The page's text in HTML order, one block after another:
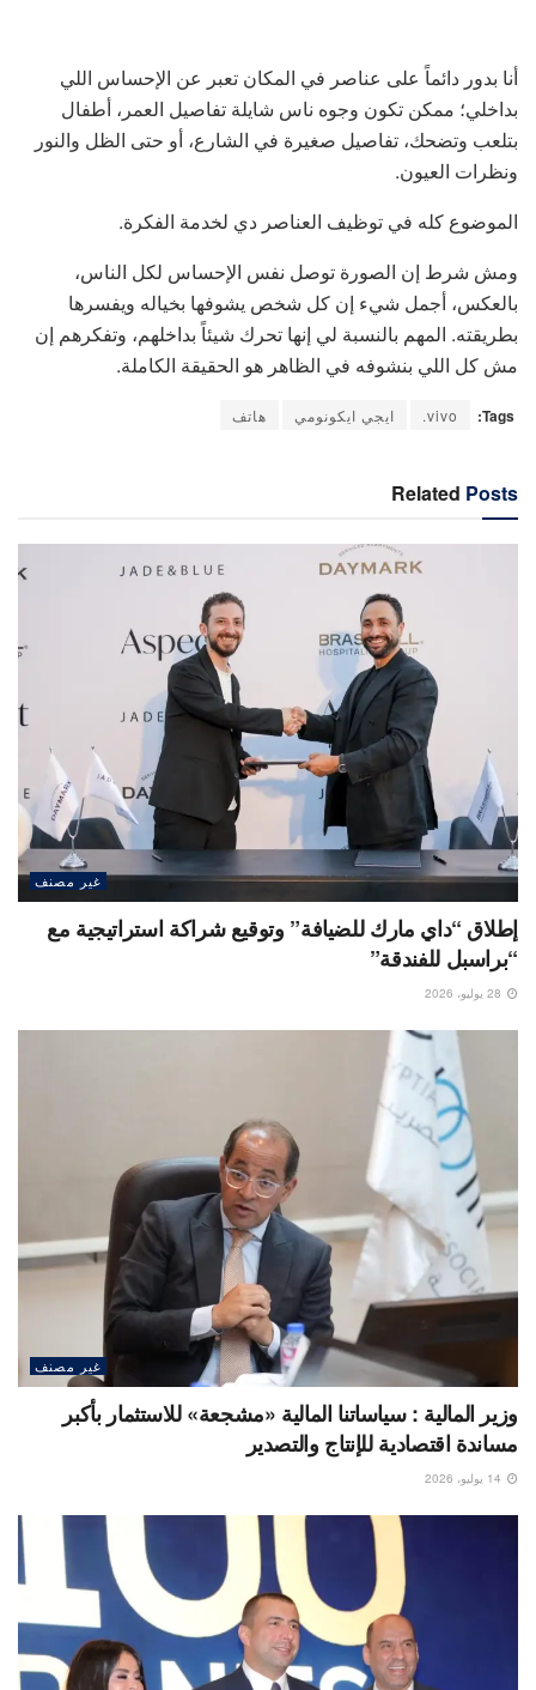
أنا بدور دائماً على عناصر في المكان تعبر عن الإحساس اللي
بداخلي؛ ممكن تكون وجوه ناس شايلة تفاصيل العمر، أطفال
بتلعب وتضحك، تفاصيل صغيرة في الشارع، أو حتى الظل والنور
ونظرات العيون.
الموضوع كله في توظيف العناصر دي لخدمة الفكرة.
ومش شرط إن الصورة توصل نفس الإحساس لكل الناس،
بالعكس، أجمل شيء إن كل شخص يشوفها بخياله ويفسرها
بطريقته. المهم بالنسبة لي إنها تحرك شيئاً بداخلهم، وتفكرهم إن
مش كل اللي بنشوفه في الظاهر هو الحقيقة الكاملة.
Tags:
vivo. ايجي ايكونومي هاتف
Related Posts
غير مصنف
إطلاق “داي مارك للضيافة” وتوقيع شراكة استراتيجية مع
“براسبل للفندقة”
غير مصنف
وزير المالية : سياساتنا المالية «مشجعة» للاستثمار بأكبر
مساندة اقتصادية للإنتاج والتصدير